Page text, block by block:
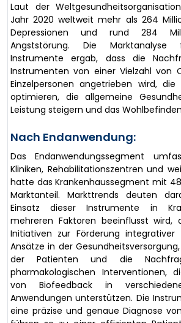
Laut der
Jahr 2020 weltweit mehr als 264
Depressionen und rund 284
Angststörung. Die Marktanalyse
Instrumente ergab, dass die
Instrumenten von einer Vielzahl von
Einzelpersonen angetrieben wird,
optimieren, die allgemeine
Leistung steigern und das
Nach Endanwendung:
Das Endanwendungssegment
Kliniken, Rehabilitationszentren und
hatte das Krankenhaussegment mit
Marktanteil. Markttrends deuten
Einsatz dieser Instrumente in
mehreren Faktoren beeinflusst wird,
Initiativen zur Förderung integrativer
Ansätze in der
der Patienten und die
pharmakologischen Interventionen,
von Biofeedback in
Anwendungen unterstützen. Die
eine präzise und genaue Diagnose